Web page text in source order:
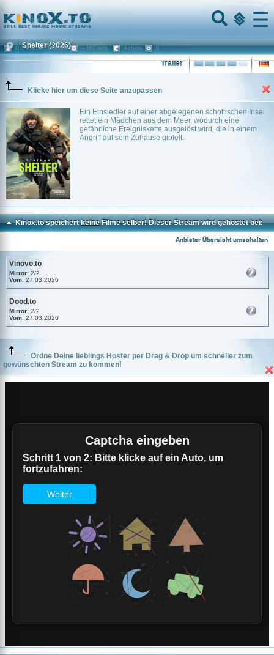
Home
Menu
Shelter (2026)
Trailer
Klicke hier um diese Seite anzupassen
Ein Einsiedler auf einer abgelegenen schottischen Insel
rettet ein Mädchen aus dem Meer, wodurch eine
gefährliche Ereigniskette ausgelöst wird, die in einem
Angriff auf sein Zuhause gipfelt.
Ric Roman Waugh ~ 107 min. Action 0
Kinox.to speichertkeineFilme selber! Dieser Stream wird gehostet bei:
Anbieter Übersicht umschalten
Vinovo.to
Mirror: 2/2
Vom: 27.03.2026
Dood.to
Mirror: 2/2
Vom: 27.03.2026
Ordne Deine lieblings Hoster per Drag & Drop um schneller zum
gewünschten Stream zu kommen!